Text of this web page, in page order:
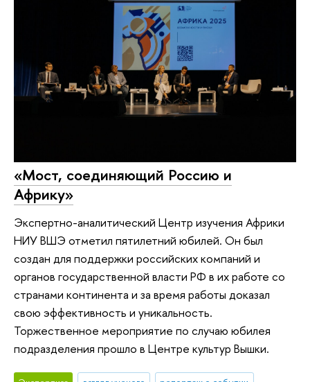
«Мост, соединяющий Россию и
Африку»
Экспертно-аналитический Центр изучения Африки
НИУ ВШЭ отметил пятилетний юбилей. Он был
создан для поддержки российских компаний и
органов государственной власти РФ в их работе со
странами континента и за время работы доказал
свою эффективность и уникальность.
Торжественное мероприятие по случаю юбилея
подразделения прошло в Центре культур Вышки.